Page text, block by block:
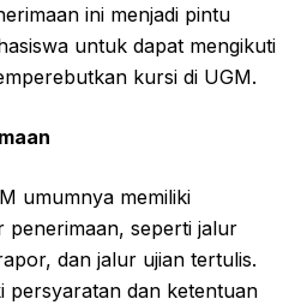
ini menjadi pintu
untuk dapat mengikuti
kursi di UGM.
umumnya memiliki
penerimaan, seperti jalur
dan jalur ujian tertulis.
persyaratan dan ketentuan